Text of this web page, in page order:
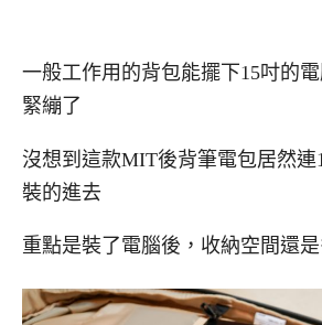
一般工作用的背包能擺下15吋的
緊繃了
沒想到這款MIT後背筆電包居然連
裝的進去
重點是裝了電腦後，收納空間還